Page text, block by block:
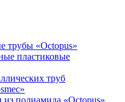
трубы «Octopus»
пластиковые
труб
полиамида «Octopus»